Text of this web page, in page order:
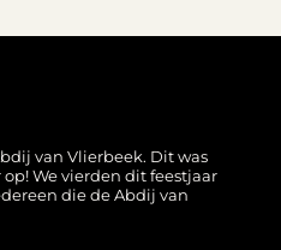
van Vlierbeek. Dit was
We vierden dit feestjaar
die de Abdij van